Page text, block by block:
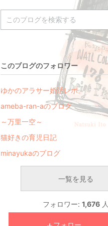
このブログのフォロワー
ゆかのアラサー婚活レポ。
ameba-ran-aのブログ
～万里一空～
猫好きの育児日記
minayukaのブログ
一覧を見る
フォロワー: 1,676 人